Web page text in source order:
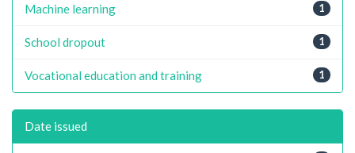
1
Machine learning
1
School dropout
1
Vocational education and training
Date issued